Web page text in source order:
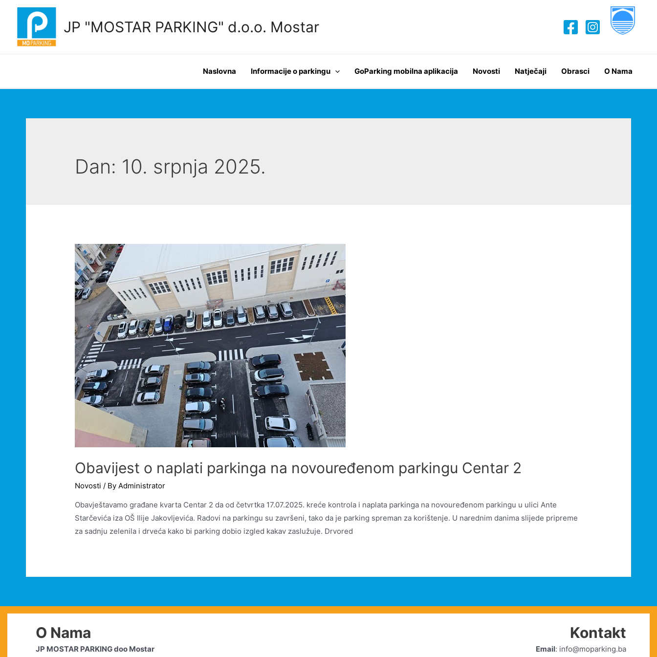
JP "MOSTAR PARKING" d.o.o. Mostar
Naslovna Informacije o parkingu GoParking mobilna aplikacija Novosti Natječaji Obrasci O Nama
Dan: 10. srpnja 2025.
Obavijest o naplati parkinga na novouređenom parkingu Centar 2
Novosti / By Administrator
Obavještavamo građane kvarta Centar 2 da od četvrtka 17.07.2025. kreće kontrola i naplata parkinga na novouređenom parkingu u ulici Ante
Starčevića iza OŠ Ilije Jakovljevića. Radovi na parkingu su završeni, tako da je parking spreman za korištenje. U narednim danima slijede pripreme
za sadnju zelenila i drveća kako bi parking dobio izgled kakav zaslužuje. Drvored
O Nama
JP MOSTAR PARKING doo Mostar
Kontakt
Email: info@moparking.ba